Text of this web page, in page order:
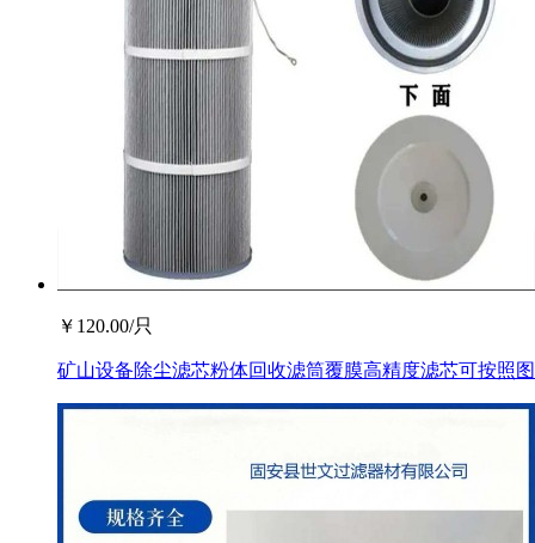
￥ 120.00/只
矿山设备除尘滤芯粉体回收滤筒覆膜高精度滤芯可按照